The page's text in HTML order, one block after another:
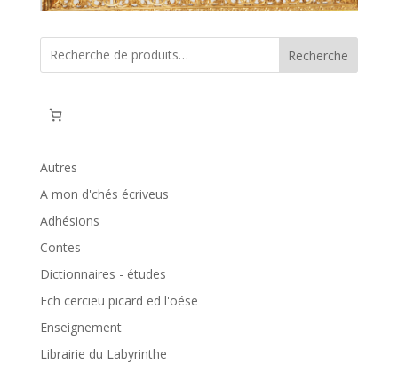
Recherche
Autres
A mon d'chés écriveus
Adhésions
Contes
Dictionnaires - études
Ech cercieu picard ed l'oése
Enseignement
Librairie du Labyrinthe